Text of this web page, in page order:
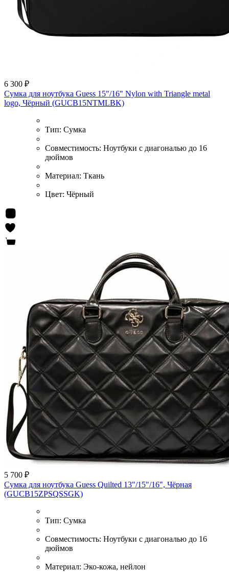
6 300 ₽
Сумка для ноутбука Guess 15"/16" Nylon with Triangle metal
logo, Чёрный (GUCB15NTMLBK)
Тип: Сумка
Совместимость: Ноутбуки с диагональю до 16
дюймов
Материал: Ткань
Цвет: Чёрный
5 700 ₽
Сумка для ноутбука Guess Quilted 13"/15"/16", Чёрная
(GUCB15ZPSQSSGK)
Тип: Сумка
Совместимость: Ноутбуки с диагональю до 16
дюймов
Материал: Эко-кожа, нейлон